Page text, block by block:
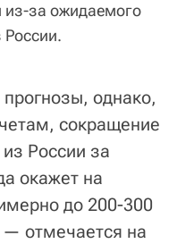
из-за ожидаемого
России.
однако,
сокращение
из России за
окажет на
до 200-300
отмечается на